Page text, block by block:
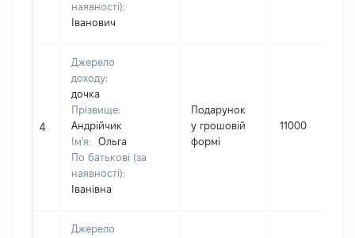
наявності):
Іванович
4
Джерело
доходу:
дочка
Прізвище:
Андрійчик
Ім'я:
Ольга
По батькові (за
наявності):
Іванівна
Подарунок
у грошовій
формі
11000
Джерело